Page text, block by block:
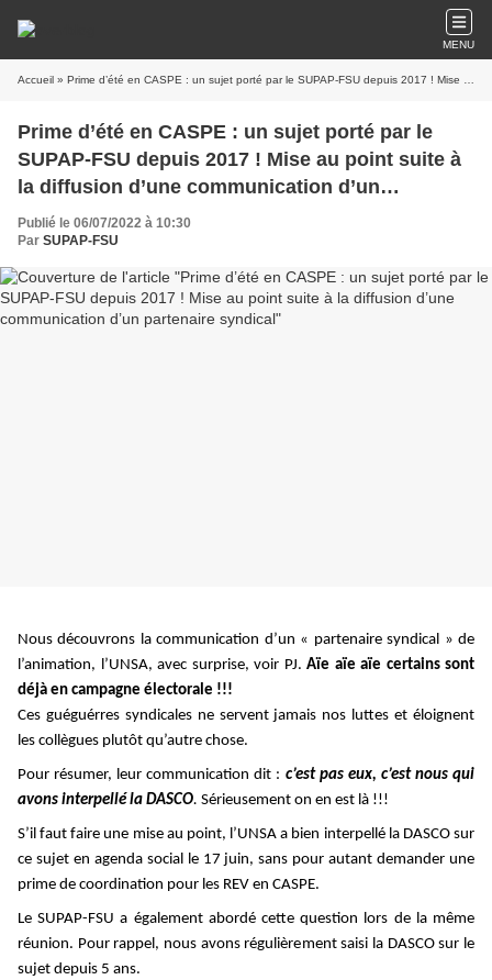
MENU
Accueil » Prime d’été en CASPE : un sujet porté par le SUPAP-FSU depuis 2017 ! Mise au point suite à la diffusion d’une communication d’un partenaire syndical
Prime d’été en CASPE : un sujet porté par le
SUPAP-FSU depuis 2017 ! Mise au point suite à
la diffusion d’une communication d’un
partenaire syndical
Publié le 06/07/2022 à 10:30
Par SUPAP-FSU
Nous découvrons la communication d’un « partenaire syndical » de
l’animation, l’UNSA, avec surprise, voir PJ. Aïe aïe aïe certains sont
déjà en campagne électorale !!!
Ces guéguérres syndicales ne servent jamais nos luttes et éloignent
les collègues plutôt qu’autre chose.
Pour résumer, leur communication dit : c’est pas eux, c’est nous qui
avons interpellé la DASCO. Sérieusement on en est là !!!
S’il faut faire une mise au point, l’UNSA a bien interpellé la DASCO sur
ce sujet en agenda social le 17 juin, sans pour autant demander une
prime de coordination pour les REV en CASPE.
Le SUPAP-FSU a également abordé cette question lors de la même
réunion. Pour rappel, nous avons régulièrement saisi la DASCO sur le
sujet depuis 5 ans.